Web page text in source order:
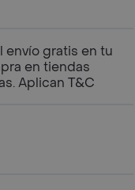
envío gratis en tu
en tiendas
Aplican T&C